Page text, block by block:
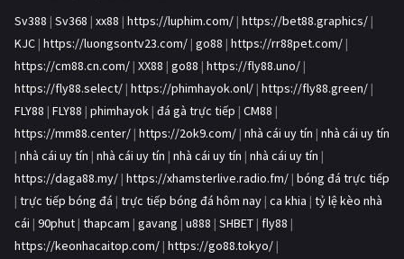
Sv388 | Sv368 | xx88 | https://luphim.com/ | https://bet88.graphics/ |
KJC | https://luongsontv23.com/ | go88 | https://rr88pet.com/ |
https://cm88.cn.com/ | XX88 | go88 | https://fly88.uno/ |
https://fly88.select/ | https://phimhayok.onl/ | https://fly88.green/ |
FLY88 | FLY88 | phimhayok | đá gà trực tiếp | CM88 |
https://mm88.center/ | https://2ok9.com/ | nhà cái uy tín | nhà cái uy tín
| nhà cái uy tín | nhà cái uy tín | nhà cái uy tín | nhà cái uy tín |
https://daga88.my/ | https://xhamsterlive.radio.fm/ | bóng đá trực tiếp
| trực tiếp bóng đá | trực tiếp bóng đá hôm nay | ca khia | tỷ lệ kèo nhà
cái | 90phut | thapcam | gavang | u888 | SHBET | fly88 |
https://keonhacaitop.com/ | https://go88.tokyo/ |